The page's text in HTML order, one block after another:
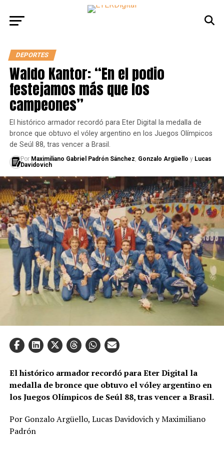
DEPORTES
Waldo Kantor: “En el podio
festejamos más que los
campeones”
El histórico armador recordó para Eter Digital la medalla de
bronce que obtuvo el vóley argentino en los Juegos Olímpicos
de Seúl 88, tras vencer a Brasil.
Por Maximiliano Gabriel Padrón Sánchez, Gonzalo Argüello y Lucas
Davidovich
El histórico armador recordó para Eter Digital la
medalla de bronce que obtuvo el vóley argentino en
los Juegos Olímpicos de Seúl 88, tras vencer a Brasil.
Por Gonzalo Argüello, Lucas Davidovich y Maximiliano
Padrón